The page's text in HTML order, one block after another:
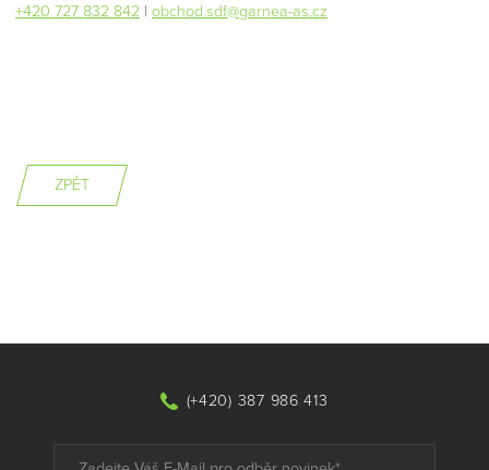
+420 727 832 842 | obchod.sdf@garnea-as.cz
ZPĚT
(+420) 387 986 413